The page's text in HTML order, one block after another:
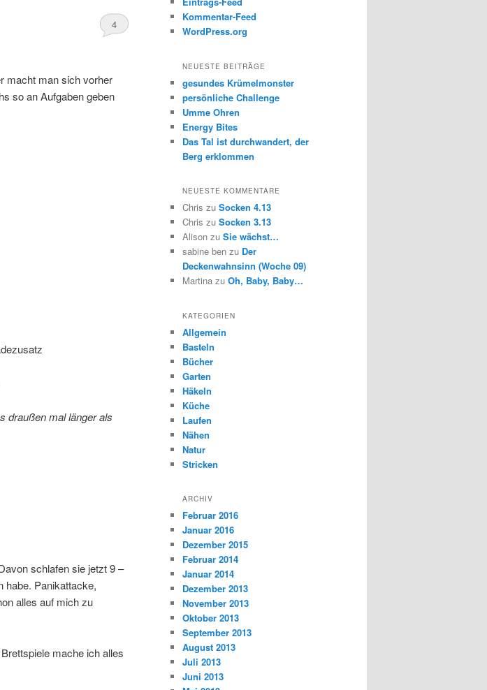
4
macht man sich vorher
so an Aufgaben geben
draußen mal länger als
schlafen sie jetzt 9 –
habe. Panikattacke,
alles auf mich zu
mache ich alles
Kommentar-Feed
WordPress.org
NEUESTE BEITRÄGE
gesundes Krümelmonster
persönliche Challenge
Umme Ohren
Energy Bites
Das Tal ist durchwandert, der
Berg erklommen
NEUESTE KOMMENTARE
Chris zu Socken 4.13
Chris zu Socken 3.13
Alison zu Sie wächst…
sabine ben zu Der
Deckenwahnsinn (Woche 09)
Martina zu Oh, Baby, Baby…
KATEGORIEN
Allgemein
Basteln
Bücher
Garten
Häkeln
Küche
Laufen
Nähen
Natur
Stricken
ARCHIV
Februar 2016
Januar 2016
Dezember 2015
Februar 2014
Januar 2014
Dezember 2013
November 2013
Oktober 2013
September 2013
August 2013
Juli 2013
Juni 2013